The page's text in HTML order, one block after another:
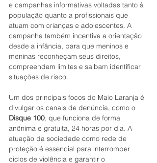
e campanhas informativas voltadas tanto à
população quanto a profissionais que
atuam com crianças e adolescentes. A
campanha também incentiva a orientação
desde a infância, para que meninos e
meninas reconheçam seus direitos,
compreendam limites e saibam identificar
situações de risco.
Um dos principais focos do Maio Laranja é
divulgar os canais de denúncia, como o
Disque 100, que funciona de forma
anônima e gratuita, 24 horas por dia. A
atuação da sociedade como rede de
proteção é essencial para interromper
ciclos de violência e garantir o